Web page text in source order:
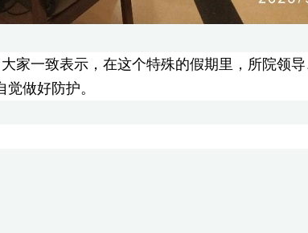
家一致表示，在这个特殊的假期里，所院领
做好防护。